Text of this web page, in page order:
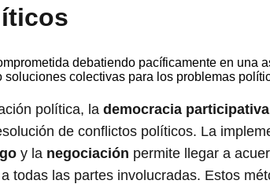
política, la democracia participativa
de conflictos políticos. La
y la negociación permite llegar a
todas las partes involucradas. Estos